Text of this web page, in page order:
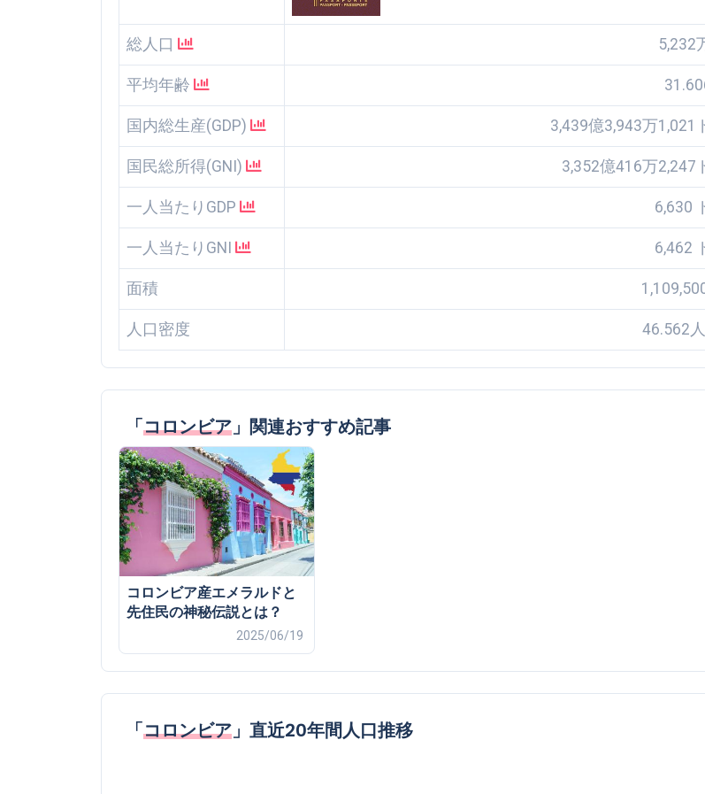
総人口 5,232
平均年齢
国内総生産(GDP) 3,439億3,943万1,021
国民総所得(GNI) 3,352億416万2,247
一人当たりGDP 6,630
一人当たりGNI 6,462
面積
人口密度 46.562
「コロンビア」関連おすすめ記事
コロンビア産エメラルドと
先住民の神秘伝説とは？
2025/06/19
「コロンビア」直近20年間人口推移